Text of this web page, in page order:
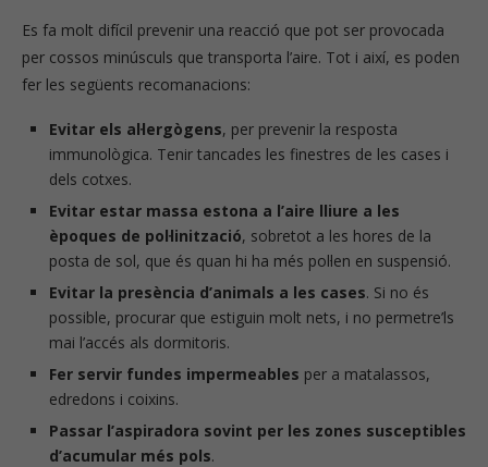
Es fa molt difícil prevenir una reacció que pot ser provocada
per cossos minúsculs que transporta l’aire. Tot i així, es poden
fer les següents recomanacions:
Evitar els al·lergògens, per prevenir la resposta
immunològica. Tenir tancades les finestres de les cases i
dels cotxes.
Evitar estar massa estona a l’aire lliure a les
èpoques de pol·linització, sobretot a les hores de la
posta de sol, que és quan hi ha més pol·len en suspensió.
Evitar la presència d’animals a les cases. Si no és
possible, procurar que estiguin molt nets, i no permetre’ls
mai l’accés als dormitoris.
Fer servir fundes impermeables per a matalassos,
edredons i coixins.
Passar l’aspiradora sovint per les zones susceptibles
d’acumular més pols.